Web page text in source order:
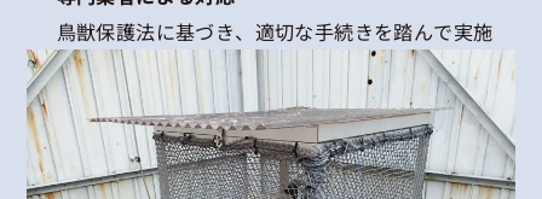
鳥獣保護法に基づき、適切な手続きを踏んで実施